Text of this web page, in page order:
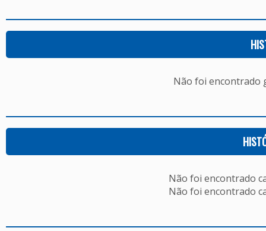
Não foi encontrado
Não foi encontrado
Não foi encontrado